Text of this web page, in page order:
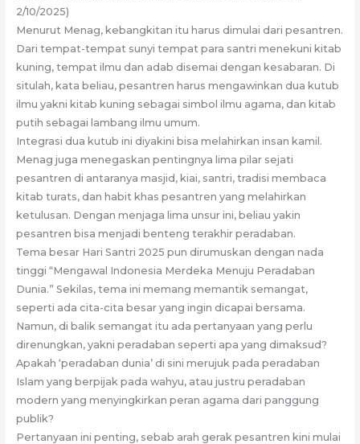
2/10/2025)
Menurut Menag, kebangkitan itu harus dimulai dari pesantren.
Dari tempat-tempat sunyi tempat para santri menekuni kitab
kuning, tempat ilmu dan adab disemai dengan kesabaran. Di
situlah, kata beliau, pesantren harus mengawinkan dua kutub
ilmu yakni kitab kuning sebagai simbol ilmu agama, dan kitab
putih sebagai lambang ilmu umum.
Integrasi dua kutub ini diyakini bisa melahirkan insan kamil.
Menag juga menegaskan pentingnya lima pilar sejati
pesantren di antaranya masjid, kiai, santri, tradisi membaca
kitab turats, dan habit khas pesantren yang melahirkan
ketulusan. Dengan menjaga lima unsur ini, beliau yakin
pesantren bisa menjadi benteng terakhir peradaban.
Tema besar Hari Santri 2025 pun dirumuskan dengan nada
tinggi “Mengawal Indonesia Merdeka Menuju Peradaban
Dunia.” Sekilas, tema ini memang memantik semangat,
seperti ada cita-cita besar yang ingin dicapai bersama.
Namun, di balik semangat itu ada pertanyaan yang perlu
direnungkan, yakni peradaban seperti apa yang dimaksud?
Apakah ‘peradaban dunia’ di sini merujuk pada peradaban
Islam yang berpijak pada wahyu, atau justru peradaban
modern yang menyingkirkan peran agama dari panggung
publik?
Pertanyaan ini penting, sebab arah gerak pesantren kini mulai